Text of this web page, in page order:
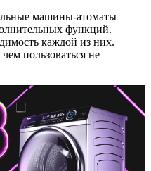
машины-атоматы
функций.
каждой из них.
пользоваться не